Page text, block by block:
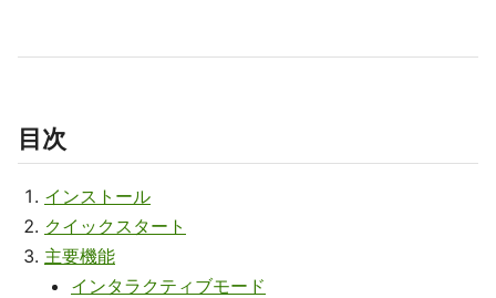
目次
インストール
クイックスタート
主要機能
インタラクティブモード